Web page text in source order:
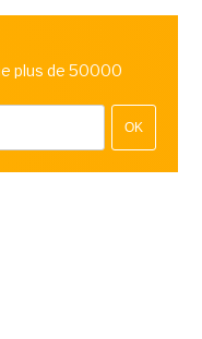
plus de 50000
OK